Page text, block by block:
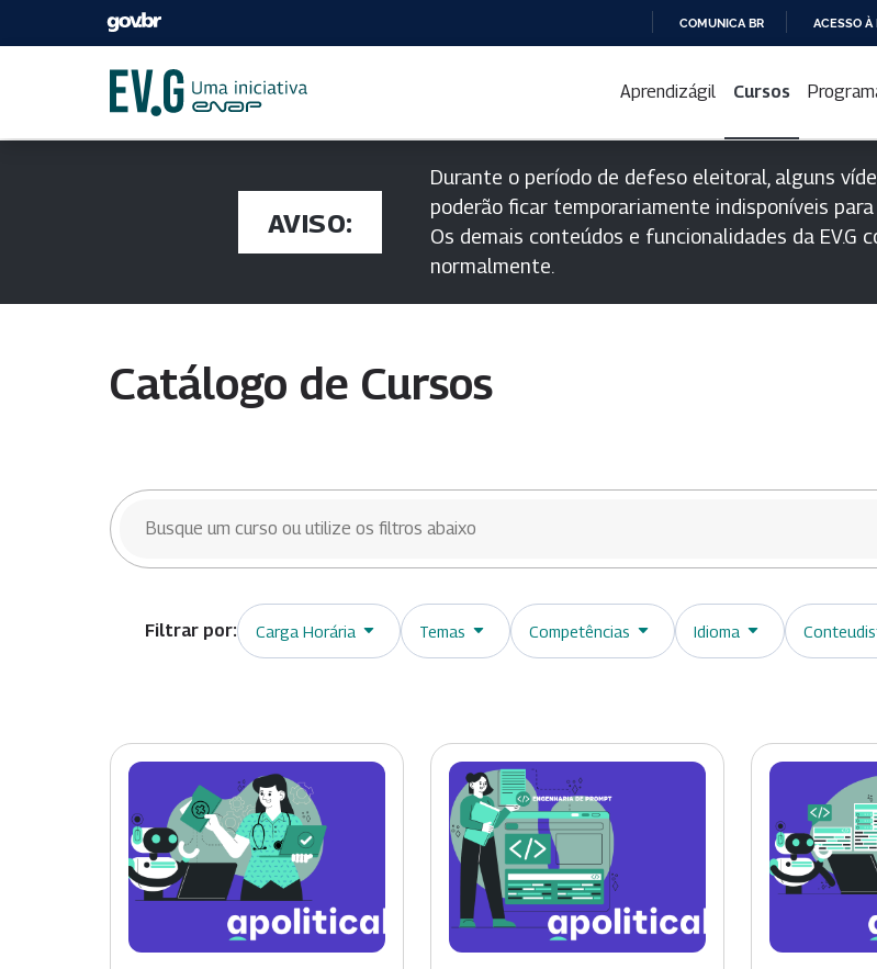
PARA
CONTEÚDO
COMUNICA BR ACESSO À
Aprendizágil Cursos
AVISO:
Durante o período de defeso eleitoral, alguns
poderão ficar temporariamente indisponíveis
Os demais conteúdos e funcionalidades da EV.G
normalmente.
Catálogo de Cursos
BUSCAR CURSOS
Carga Horária Temas Competências Idioma